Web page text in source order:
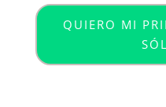
QUIERO MI